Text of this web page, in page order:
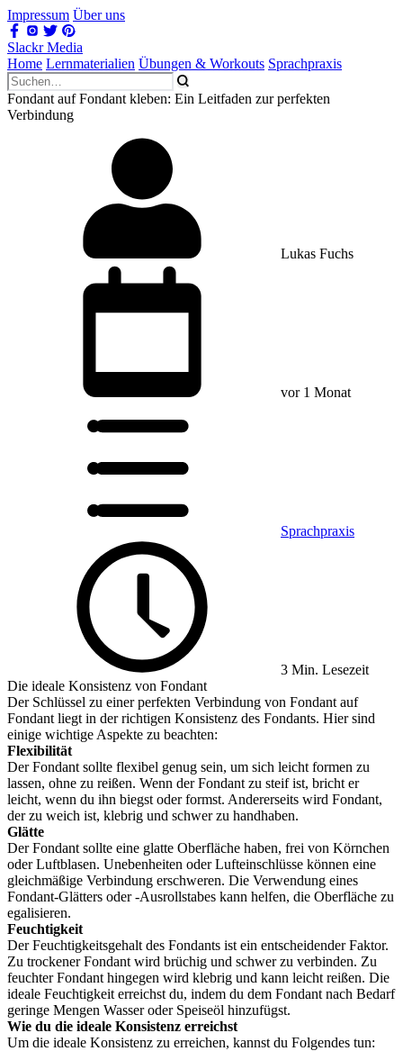
Impressum Über uns
Slackr Media
Home Lernmaterialien Übungen & Workouts Sprachpraxis
Fondant auf Fondant kleben: Ein Leitfaden zur perfekten
Verbindung
Lukas Fuchs
vor 1 Monat
Sprachpraxis
3 Min. Lesezeit
Die ideale Konsistenz von Fondant
Der Schlüssel zu einer perfekten Verbindung von Fondant auf
Fondant liegt in der richtigen Konsistenz des Fondants. Hier sind
einige wichtige Aspekte zu beachten:
Flexibilität
Der Fondant sollte flexibel genug sein, um sich leicht formen zu
lassen, ohne zu reißen. Wenn der Fondant zu steif ist, bricht er
leicht, wenn du ihn biegst oder formst. Andererseits wird Fondant,
der zu weich ist, klebrig und schwer zu handhaben.
Glätte
Der Fondant sollte eine glatte Oberfläche haben, frei von Körnchen
oder Luftblasen. Unebenheiten oder Lufteinschlüsse können eine
gleichmäßige Verbindung erschweren. Die Verwendung eines
Fondant-Glätters oder -Ausrollstabes kann helfen, die Oberfläche zu
egalisieren.
Feuchtigkeit
Der Feuchtigkeitsgehalt des Fondants ist ein entscheidender Faktor.
Zu trockener Fondant wird brüchig und schwer zu verbinden. Zu
feuchter Fondant hingegen wird klebrig und kann leicht reißen. Die
ideale Feuchtigkeit erreichst du, indem du dem Fondant nach Bedarf
geringe Mengen Wasser oder Speiseöl hinzufügst.
Wie du die ideale Konsistenz erreichst
Um die ideale Konsistenz zu erreichen, kannst du Folgendes tun: